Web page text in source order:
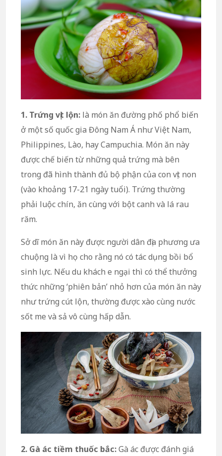
1. Trứng vịt lộn: là món ăn đường phố phổ biến
ở một số quốc gia Đông Nam Á như Việt Nam,
Philippines, Lào, hay Campuchia. Món ăn này
được chế biến từ những quả trứng mà bên
trong đã hình thành đủ bộ phận của con vịt non
(vào khoảng 17-21 ngày tuổi). Trứng thường
phải luộc chín, ăn cùng với bột canh và lá rau
răm.
Sở dĩ món ăn này được người dân địa phương ưa
chuộng là vì họ cho rằng nó có tác dụng bồi bổ
sinh lực. Nếu du khách e ngại thì có thể thưởng
thức những ‘phiên bản’ nhỏ hơn của món ăn này
như trứng cút lộn, thường được xào cùng nước
sốt me và sả vô cùng hấp dẫn.
2. Gà ác tiềm thuốc bắc:Gà ác được đánh giá